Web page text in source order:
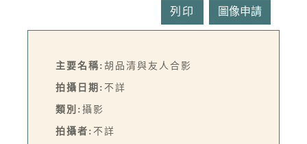
列印
主要名稱: 胡品清與友人合影
拍攝日期: 不詳
類別: 攝影
拍攝者: 不詳